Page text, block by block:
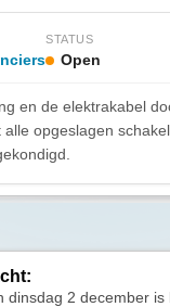
STATUS
Open
en de elektrakabel
opgeslagen
dinsdag 2 december